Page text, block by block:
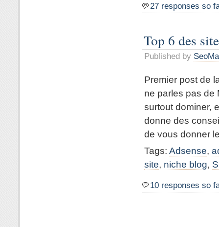
27 responses so
Top 6 des
Published by
Premier post de
ne parles pas de
surtout dominer,
donne des
de vous donner
Tags: Adsense,
site, niche blog,
10 responses so